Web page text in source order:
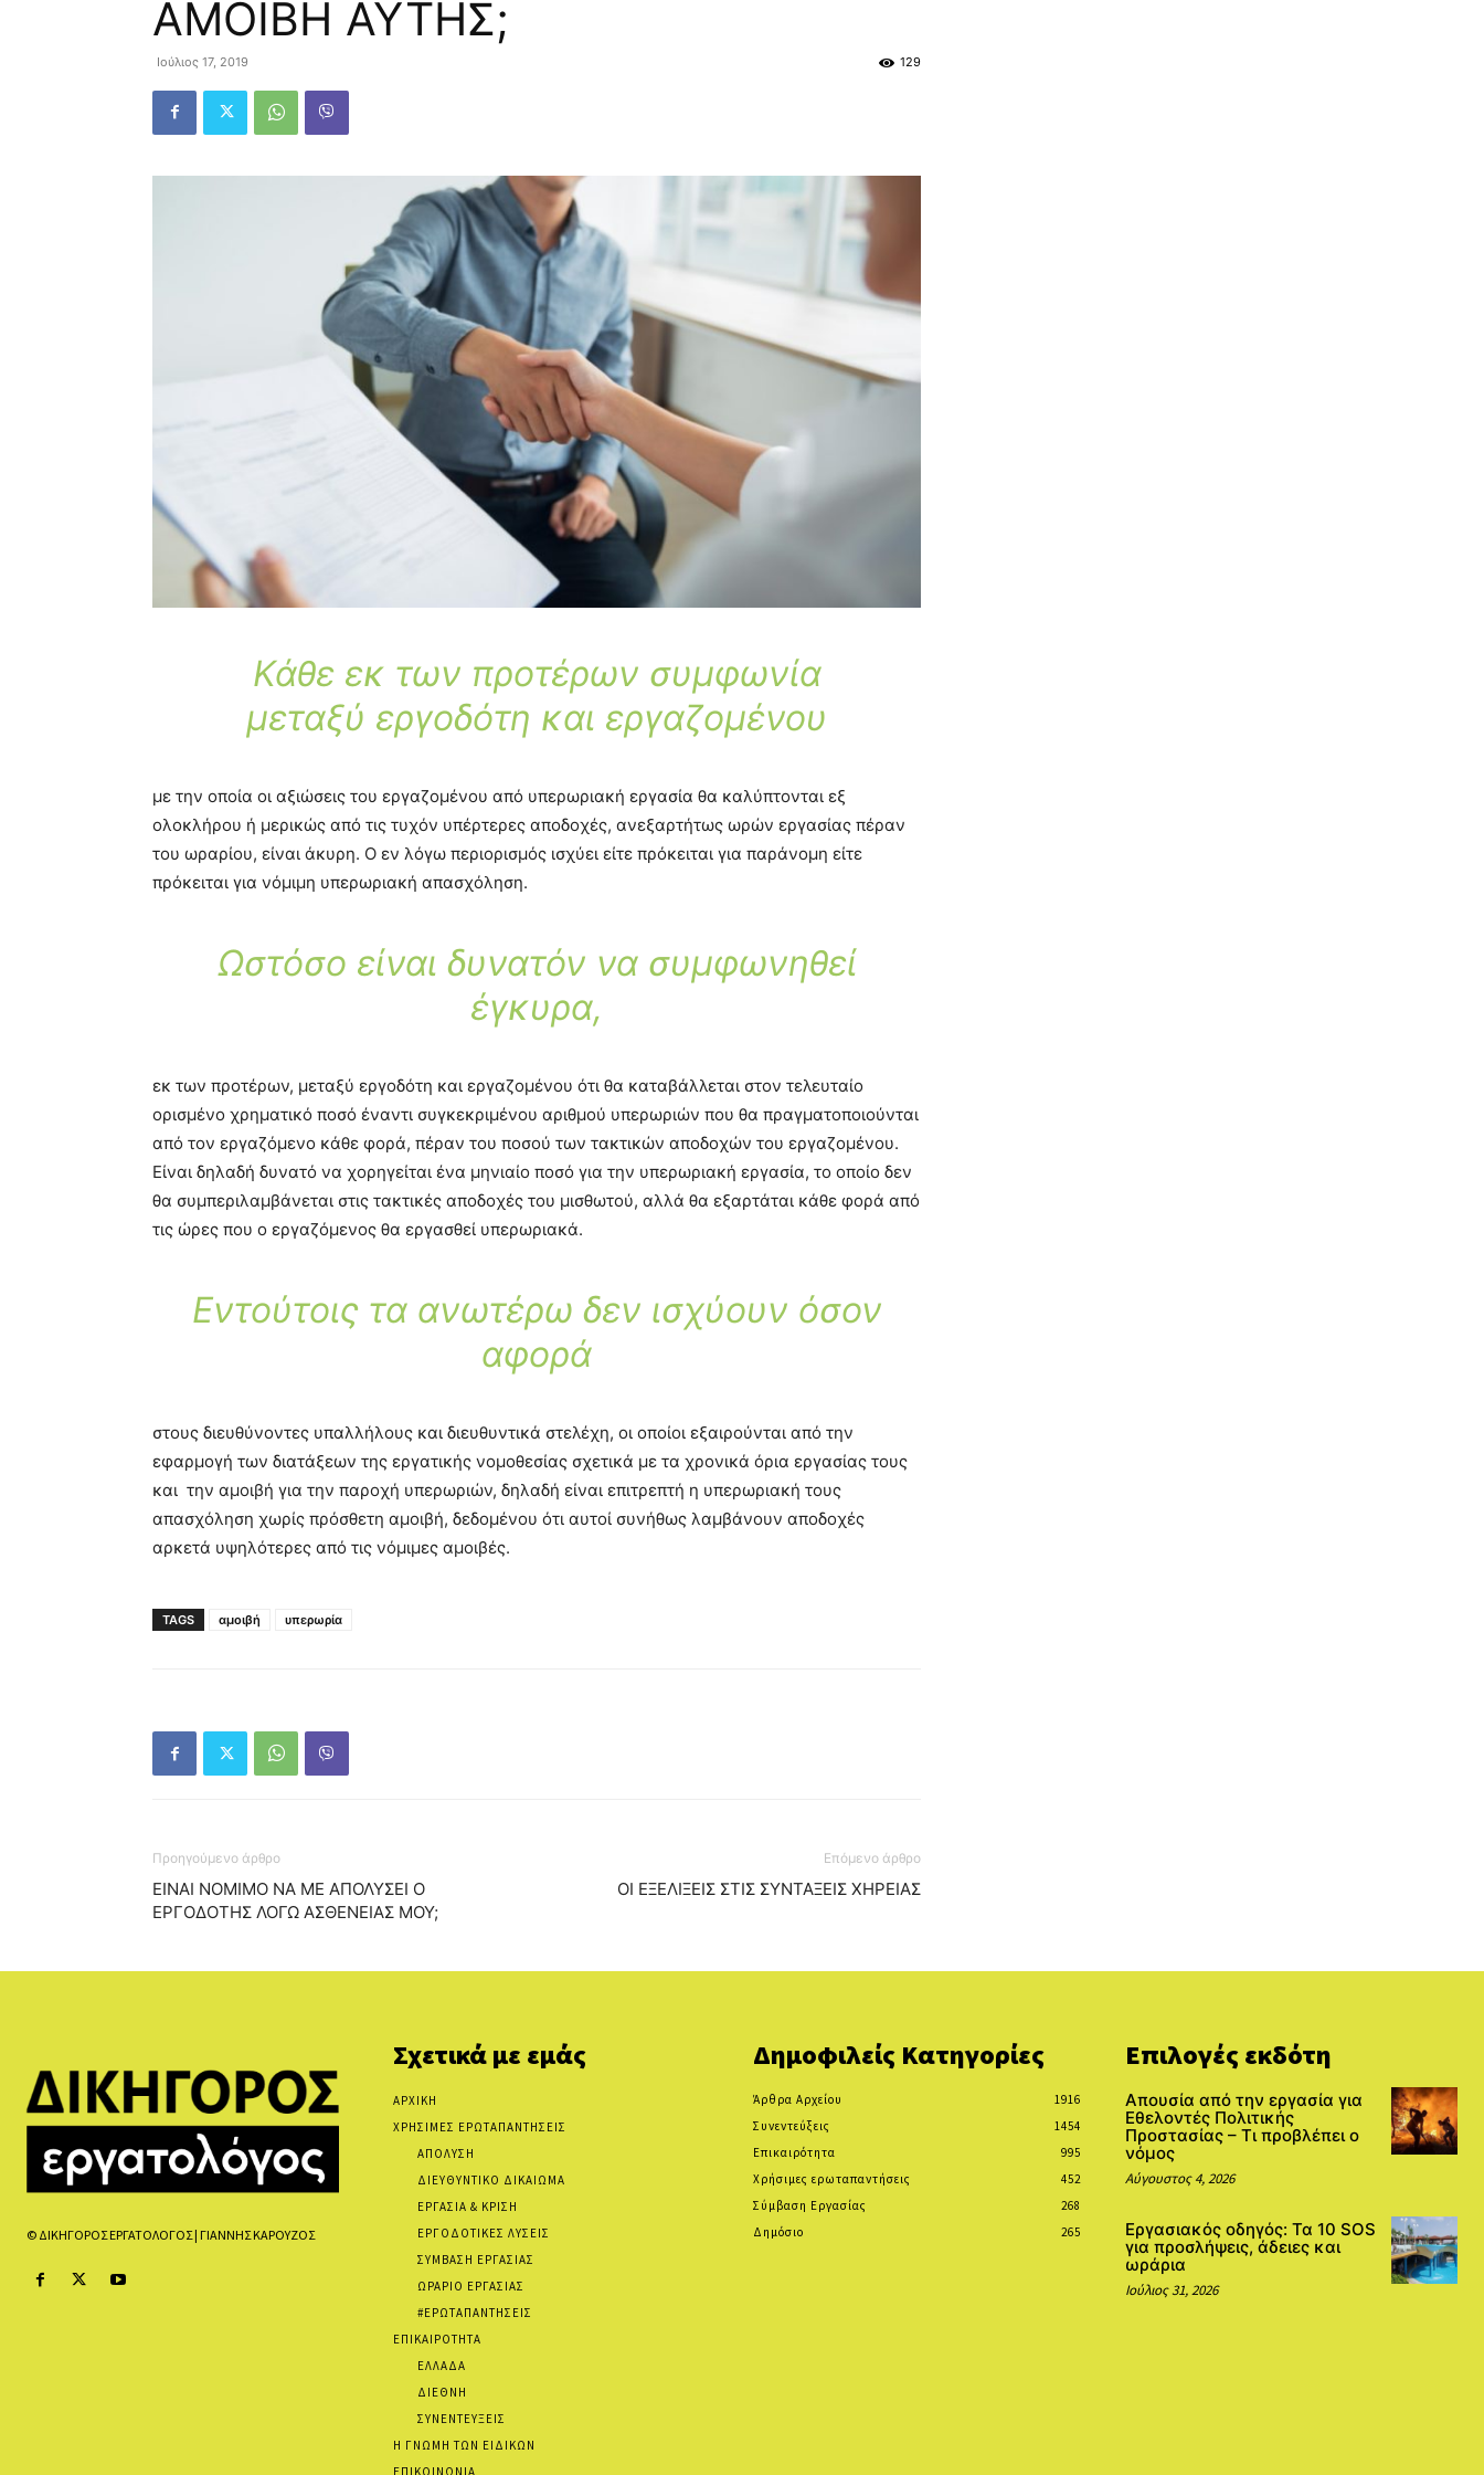
ΑΜΟΙΒΗ ΑΥΤΗΣ;
Ιούλιος 17, 2019 129
Κάθε εκ των προτέρων συμφωνία
μεταξύ εργοδότη και εργαζομένου
με την οποία οι αξιώσεις του εργαζομένου από υπερωριακή εργασία θα καλύπτονται εξ
ολοκλήρου ή μερικώς από τις τυχόν υπέρτερες αποδοχές, ανεξαρτήτως ωρών εργασίας πέραν
του ωραρίου, είναι άκυρη. Ο εν λόγω περιορισμός ισχύει είτε πρόκειται για παράνομη είτε
πρόκειται για νόμιμη υπερωριακή απασχόληση.
Ωστόσο είναι δυνατόν να συμφωνηθεί
έγκυρα,
εκ των προτέρων, μεταξύ εργοδότη και εργαζομένου ότι θα καταβάλλεται στον τελευταίο
ορισμένο χρηματικό ποσό έναντι συγκεκριμένου αριθμού υπερωριών που θα πραγματοποιούνται
από τον εργαζόμενο κάθε φορά, πέραν του ποσού των τακτικών αποδοχών του εργαζομένου.
Είναι δηλαδή δυνατό να χορηγείται ένα μηνιαίο ποσό για την υπερωριακή εργασία, το οποίο δεν
θα συμπεριλαμβάνεται στις τακτικές αποδοχές του μισθωτού, αλλά θα εξαρτάται κάθε φορά από
τις ώρες που ο εργαζόμενος θα εργασθεί υπερωριακά.
Εντούτοις τα ανωτέρω δεν ισχύουν όσον
αφορά
στους διευθύνοντες υπαλλήλους και διευθυντικά στελέχη, οι οποίοι εξαιρούνται από την
εφαρμογή των διατάξεων της εργατικής νομοθεσίας σχετικά με τα χρονικά όρια εργασίας τους
και την αμοιβή για την παροχή υπερωριών, δηλαδή είναι επιτρεπτή η υπερωριακή τους
απασχόληση χωρίς πρόσθετη αμοιβή, δεδομένου ότι αυτοί συνήθως λαμβάνουν αποδοχές
αρκετά υψηλότερες από τις νόμιμες αμοιβές.
TAGS αμοιβή υπερωρία
Προηγούμενο άρθρο
ΕΙΝΑΙ ΝΟΜΙΜΟ ΝΑ ΜΕ ΑΠΟΛΥΣΕΙ Ο
ΕΡΓΟΔΟΤΗΣ ΛΟΓΩ ΑΣΘΕΝΕΙΑΣ ΜΟΥ;
Επόμενο άρθρο
ΟΙ ΕΞΕΛΙΞΕΙΣ ΣΤΙΣ ΣΥΝΤΑΞΕΙΣ ΧΗΡΕΙΑΣ
© ΔΙΚΗΓΟΡΟΣ ΕΡΓΑΤΟΛΟΓΟΣ | ΓΙΑΝΝΗΣ ΚΑΡΟΥΖΟΣ
Σχετικά με εμάς
ΑΡΧΙΚΗ
ΧΡΗΣΙΜΕΣ ΕΡΩΤΑΠΑΝΤΗΣΕΙΣ
ΑΠΟΛΥΣΗ
ΔΙΕΥΘΥΝΤΙΚΟ ΔΙΚΑΙΩΜΑ
ΕΡΓΑΣΙΑ & ΚΡΙΣΗ
ΕΡΓΟΔΟΤΙΚΕΣ ΛΥΣΕΙΣ
ΣΥΜΒΑΣΗ ΕΡΓΑΣΙΑΣ
ΩΡΑΡΙΟ ΕΡΓΑΣΙΑΣ
#ΕΡΩΤΑΠΑΝΤΗΣΕΙΣ
ΕΠΙΚΑΙΡΟΤΗΤΑ
ΕΛΛΑΔΑ
ΔΙΕΘΝΗ
ΣΥΝΕΝΤΕΥΞΕΙΣ
Η ΓΝΩΜΗ ΤΩΝ ΕΙΔΙΚΩΝ
Δημοφιλείς Κατηγορίες
Άρθρα Αρχείου
1916
Συνεντεύξεις
1454
Επικαιρότητα
995
Χρήσιμες ερωταπαντήσεις
452
Σύμβαση Εργασίας
268
Δημόσιο
265
Επιλογές εκδότη
Απουσία από την εργασία για
Εθελοντές Πολιτικής
Προστασίας – Τι προβλέπει ο
νόμος
Αύγουστος 4, 2026
Εργασιακός οδηγός: Τα 10 SOS
για προσλήψεις, άδειες και
ωράρια
Ιούλιος 31, 2026